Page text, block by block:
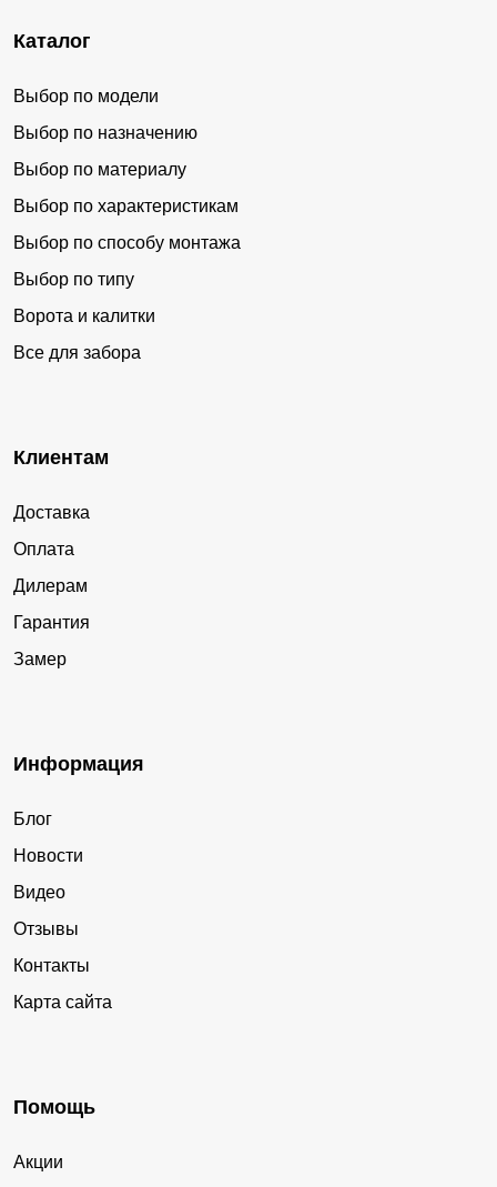
Каталог
Выбор по модели
Выбор по назначению
Выбор по материалу
Выбор по характеристикам
Выбор по способу монтажа
Выбор по типу
Ворота и калитки
Все для забора
Клиентам
Доставка
Оплата
Дилерам
Гарантия
Замер
Информация
Блог
Новости
Видео
Отзывы
Контакты
Карта сайта
Помощь
Акции